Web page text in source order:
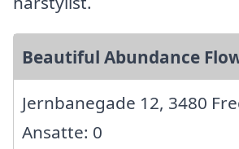
Beautiful Abundance
Jernbanegade 12, 3480
Ansatte: 0